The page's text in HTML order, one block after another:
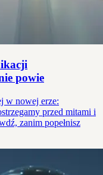
powie
w nowej erze:
przed mitami i
zanim popełnisz